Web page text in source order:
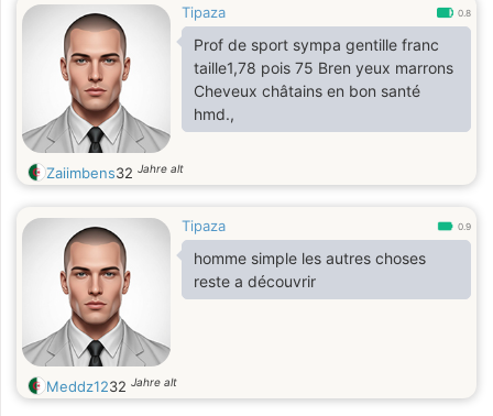
Tipaza 0.8
Prof de sport sympa gentille franc
taille1,78 pois 75 Bren yeux marrons
Cheveux châtains en bon santé
hmd.,
Zaiimbens32 Jahre alt
Tipaza 0.9
homme simple les autres choses
reste a découvrir
Meddz1232 Jahre alt